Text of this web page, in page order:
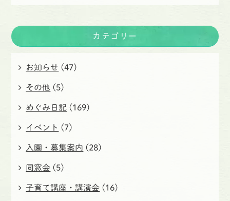
カテゴリー
お知らせ (47)
その他 (5)
めぐみ日記 (169)
イベント (7)
入園・募集案内 (28)
同窓会 (5)
子育て講座・講演会 (16)